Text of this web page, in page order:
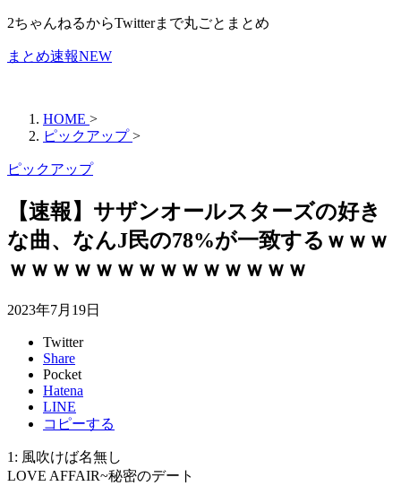
2ちゃんねるからTwitterまで丸ごとまとめ
まとめ速報NEW
HOME >
ピックアップ >
ピックアップ
【速報】サザンオールスターズの好き
な曲、なんJ民の78%が一致するｗｗｗ
ｗｗｗｗｗｗｗｗｗｗｗｗｗｗ
2023年7月19日
Twitter
Share
Pocket
Hatena
LINE
コピーする
1: 風吹けば名無し
LOVE AFFAIR~秘密のデート